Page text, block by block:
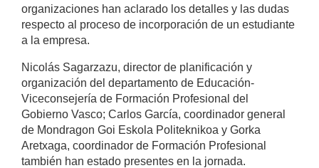
organizaciones han aclarado los detalles y las dudas
respecto al proceso de incorporación de un estudiante
a la empresa.
Nicolás Sagarzazu, director de planificación y
organización del departamento de Educación-
Viceconsejería de Formación Profesional del
Gobierno Vasco; Carlos García, coordinador general
de Mondragon Goi Eskola Politeknikoa y Gorka
Aretxaga, coordinador de Formación Profesional
también han estado presentes en la jornada.